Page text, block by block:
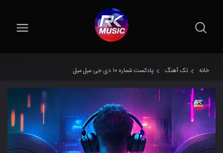
خانه تک آهنگ پادکست شماره ۱۰ دی جی میل میل